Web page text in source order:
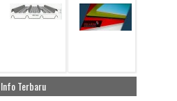
Info Terbaru